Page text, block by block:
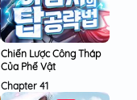
Chiến Lược Công Tháp
Của Phế Vật
Chapter 41